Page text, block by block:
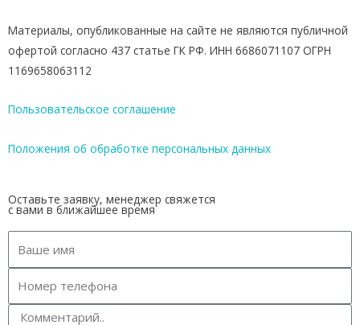
Материалы, опубликованные на сайте не являются публичной
офертой согласно 437 статье ГК РФ. ИНН 6686071107 ОГРН
1169658063112
Пользовательское соглашение
Положения об обработке персональных данных
Оставьте заявку, менеджер свяжется
с вами в ближайшее время